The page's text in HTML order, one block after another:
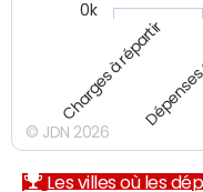
Charges à répartir
0k
© JDN 2026
Les villes où les